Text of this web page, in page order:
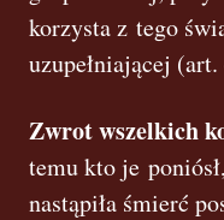
korzysta z tego
uzupełniającej
Zwrot wszelkich
temu kto je
nastąpiła śmierć